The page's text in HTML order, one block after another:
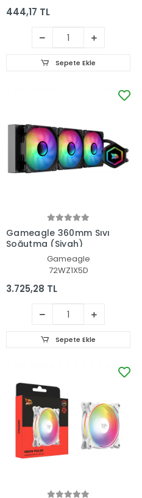
444,17 TL
Sepete Ekle
Gameagle 360mm Sıvı
Soğutma (Siyah)
Gameagle
72WZ1X5D
3.725,28 TL
Sepete Ekle